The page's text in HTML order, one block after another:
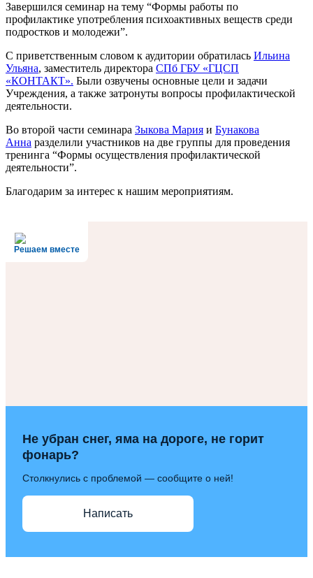
Завершился семинар на тему “Формы работы по
профилактике употребления психоактивных веществ среди
подростков и молодежи”.
С приветственным словом к аудитории обратилась Ильина
Ульяна, заместитель директора СПб ГБУ «ГЦСП
«КОНТАКТ». Были озвучены основные цели и задачи
Учреждения, а также затронуты вопросы профилактической
деятельности.
Во второй части семинара Зыкова Мария и Бунакова
Анна разделили участников на две группы для проведения
тренинга “Формы осуществления профилактической
деятельности”.
Благодарим за интерес к нашим мероприятиям.
Решаем вместе
Не убран снег, яма на дороге, не горит
фонарь?
Столкнулись с проблемой — сообщите о ней!
Написать